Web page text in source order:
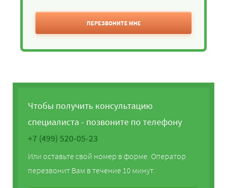
ПЕРЕЗВОНИТЕ МНЕ
Чтобы получить консультацию
специалиста - позвоните по телефону
+7 (499) 520-05-23
Или оставьте свой номер в форме. Оператор
перезвонит Вам в течение 10 минут.